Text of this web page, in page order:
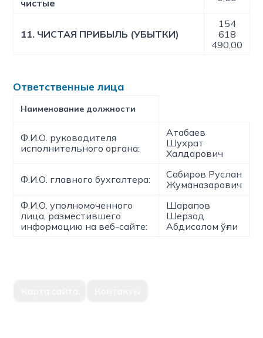
чистые
11. ЧИСТАЯ ПРИБЫЛЬ (УБЫТКИ)
154
618
490,00
Ответственные лица
Наименование должности
Ф.И.О. руководителя
исполнительного органа:
Атабаев
Шухрат
Халдарович
Ф.И.О. главного бухгалтера:
Сабиров Руслан
Жуманазарович
Ф.И.О. уполномоченного
лица, разместившего
информацию на веб-сайте:
Шарапов
Шерзод
Абдисалом ўғли